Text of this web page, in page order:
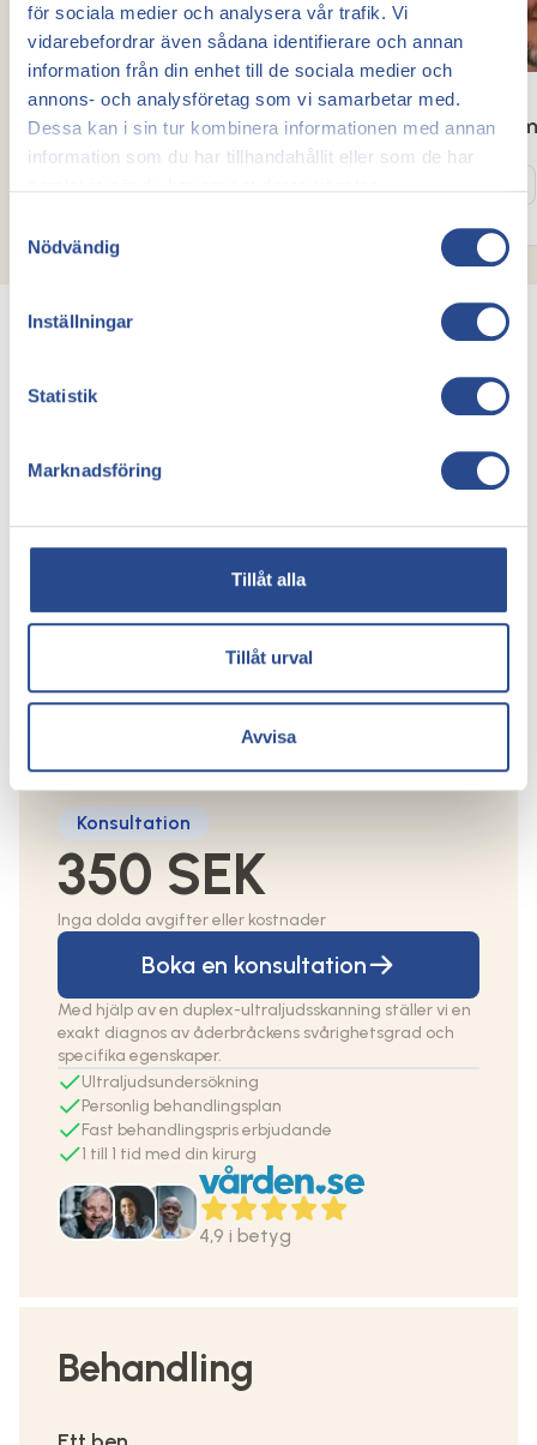
för sociala medier och analysera vår trafik. Vi
vidarebefordrar även sådana identifierare och annan
information från din enhet till de sociala medier och
annons- och analysföretag som vi samarbetar med.
Dessa kan i sin tur kombinera informationen med annan
information som du har tillhandahållit eller som de har
Nödvändig
Inställningar
Statistik
Marknadsföring
Tillåt alla
Tillåt urval
Avvisa
Abudi Mohamed
Kärlkirurg
David
Kärlkirurg
Priser för behandling
av åderbråck och
ådernät
Priset beror på vilken behandling som ska
alltid vid en konsultation. Du kommer att få
en personlig behandlingsplan och ett
kärlkirurger.
Behandling
Konsultation
350 SEK
Inga dolda avgifter eller kostnader
Boka en konsultation
Med hjälp av en duplex-ultraljudsskanning ställer vi en
exakt diagnos av åderbråckens svårighetsgrad och
specifika egenskaper.
Ultraljudsundersökning
Personlig behandlingsplan
Fast behandlingspris erbjudande
1 till 1 tid med din kirurg
4,9 i betyg